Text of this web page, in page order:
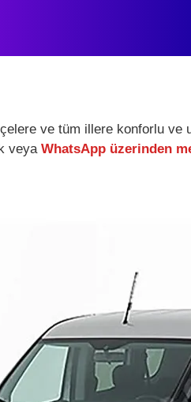
ve tüm illere konforlu
veya WhatsApp üzerinden